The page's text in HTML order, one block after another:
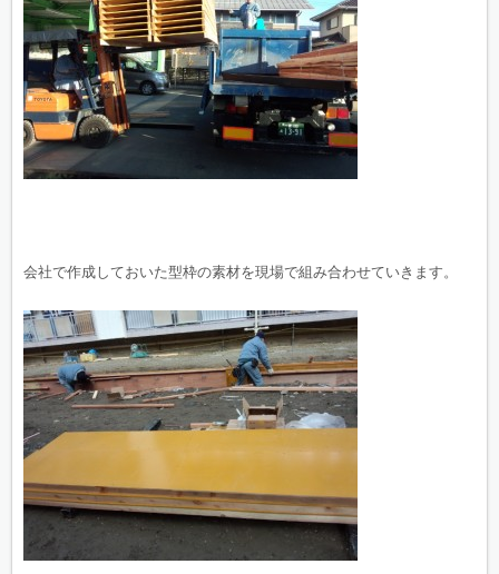
会社で作成しておいた型枠の素材を現場で組み合わせていきます。